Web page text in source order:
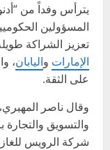
يترأس وفداً من
المسؤولين
تعزيز الشراكة
الإمارات واليابان،
على الثقة.
وقال ناصر المهيري،
والتسويق والتجارة
شركة الرويس للغاز